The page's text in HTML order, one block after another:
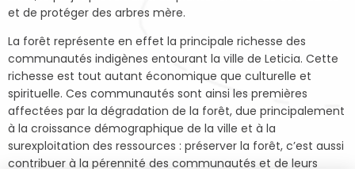
et de protéger des arbres mère.
La forêt représente en effet la principale richesse des
communautés indigènes entourant la ville de Leticia. Cette
richesse est tout autant économique que culturelle et
spirituelle. Ces communautés sont ainsi les premières
affectées par la dégradation de la forêt, due principalement
à la croissance démographique de la ville et à la
surexploitation des ressources : préserver la forêt, c’est aussi
contribuer à la pérennité des communautés et de leurs